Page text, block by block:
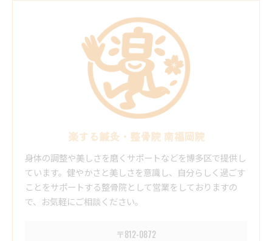
楽する鍼灸・整骨院 南福岡院
身体の調整や美しさを磨くサポートなどを博多区で提供し
ています。健やかさと美しさを意識し、自分らしく過ごす
ことをサポートする整骨院として営業をしておりますの
で、お気軽にご相談ください。
〒812-0872